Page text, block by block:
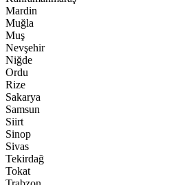
Mardin
Muğla
Muş
Nevşehir
Niğde
Ordu
Rize
Sakarya
Samsun
Siirt
Sinop
Sivas
Tekirdağ
Tokat